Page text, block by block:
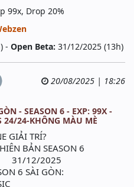
99x, Drop 20%
- Open Beta: 31/12/2025 (13h)
20/08/2025 | 18:26
- SEASON 6 - EXP: 99X -
24/24-KHÔNG MÀU MÈ
GIẢI TRÍ?
BẢN SEASON 6
4 31/12/2025
6 SÀI GÒN: